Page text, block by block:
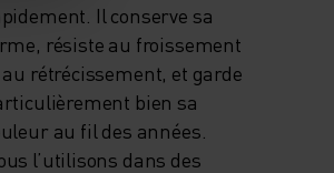
Il conserve sa
résiste au froissement
au rétrécissement, et garde
bien sa
au fil des années.
l’utilisons dans des